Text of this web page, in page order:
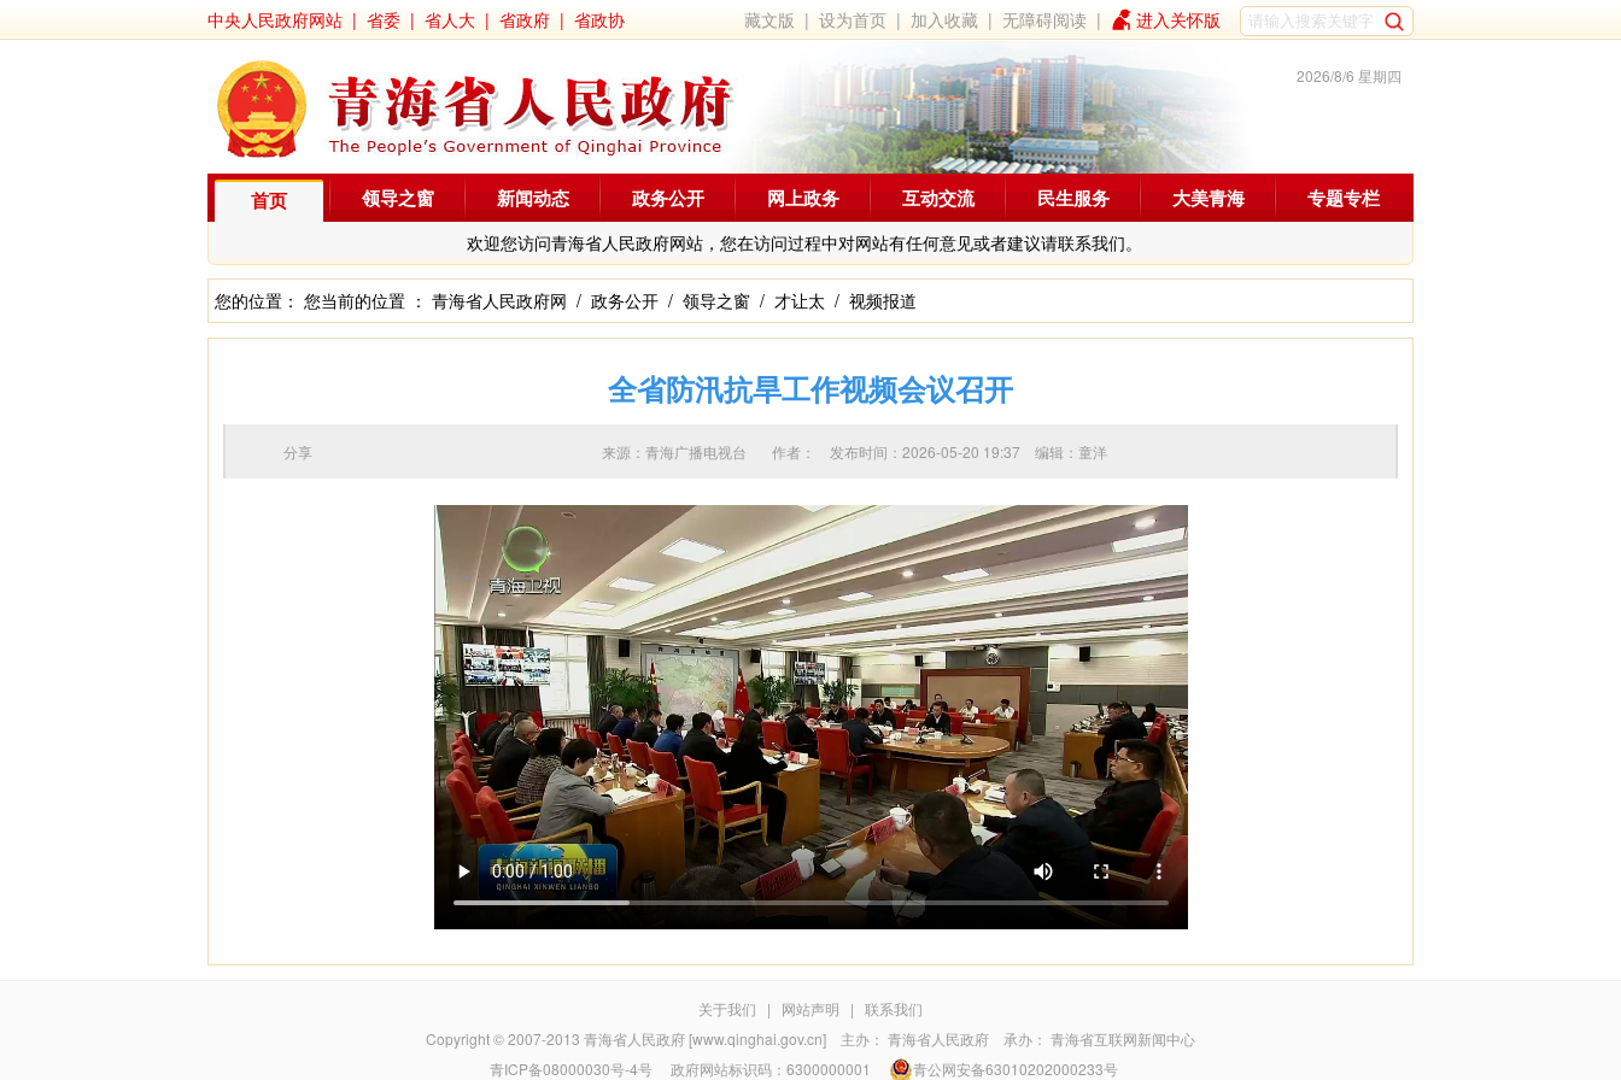
中央人民政府网站 | 省委 | 省人大 | 省政府 | 省政协 藏文版 |设为首页 | 加入收藏 |无障碍阅读 | 进入关怀版
2026/8/6 星期四
首页
欢迎您访问青海省人民政府网站，您在访问过程中对网站有任何意见或者建议请联系我们。
领导之窗 新闻动态 政务公开 网上政务 互动交流 民生服务 大美青海 专题专栏
您的位置： 您当前的位置 ： 青海省人民政府网 / 政务公开 / 领导之窗 / 才让太 / 视频报道
全省防汛抗旱工作视频会议召开
来源：青海广播电视台 作者： 发布时间：2026-05-20 19:37 编辑：童洋
分享
关于我们 | 网站声明 | 联系我们
Copyright © 2007-2013 青海省人民政府 [www.qinghai.gov.cn] 主办： 青海省人民政府 承办： 青海省互联网新闻中心
青ICP备08000030号-4号政府网站标识码：6300000001 青公网安备63010202000233号